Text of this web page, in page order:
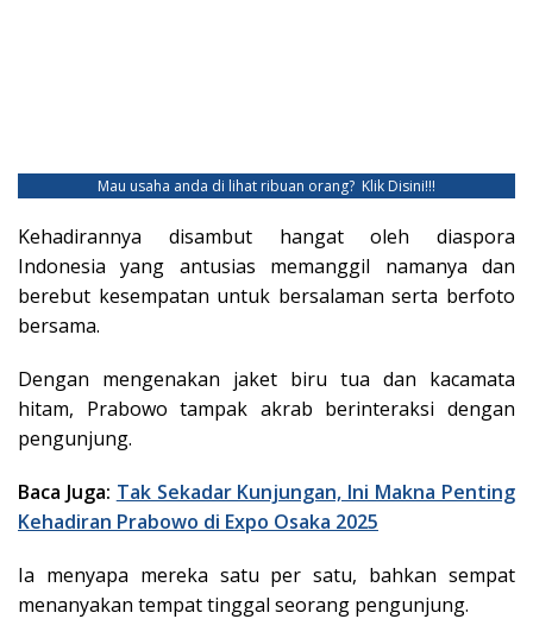
Mau usaha anda di lihat ribuan orang? Klik Disini!!!
Kehadirannya disambut hangat oleh diaspora
Indonesia yang antusias memanggil namanya dan
berebut kesempatan untuk bersalaman serta berfoto
bersama.
Dengan mengenakan jaket biru tua dan kacamata
hitam, Prabowo tampak akrab berinteraksi dengan
pengunjung.
Baca Juga: Tak Sekadar Kunjungan, Ini Makna Penting
Kehadiran Prabowo di Expo Osaka 2025
Ia menyapa mereka satu per satu, bahkan sempat
menanyakan tempat tinggal seorang pengunjung.